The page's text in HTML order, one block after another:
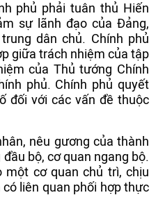
phủ phải tuân thủ Hiến
sự lãnh đạo của Đảng,
dân chủ. Chính phủ
giữa trách nhiệm của tập
của Thủ tướng Chính
phủ. Chính phủ quyết
đối với các vấn đề thuộc
nêu gương của thành
bộ, cơ quan ngang bộ.
một cơ quan chủ trì, chịu
liên quan phối hợp thực